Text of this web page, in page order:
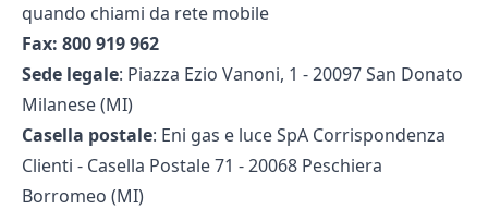
quando chiami da rete mobile
Fax: 800 919 962
Sede legale: Piazza Ezio Vanoni, 1 - 20097 San Donato
Milanese (MI)
Casella postale: Eni gas e luce SpA Corrispondenza
Clienti - Casella Postale 71 - 20068 Peschiera
Borromeo (MI)